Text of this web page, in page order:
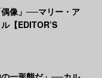
像」──マリー・ア
【EDITOR’S